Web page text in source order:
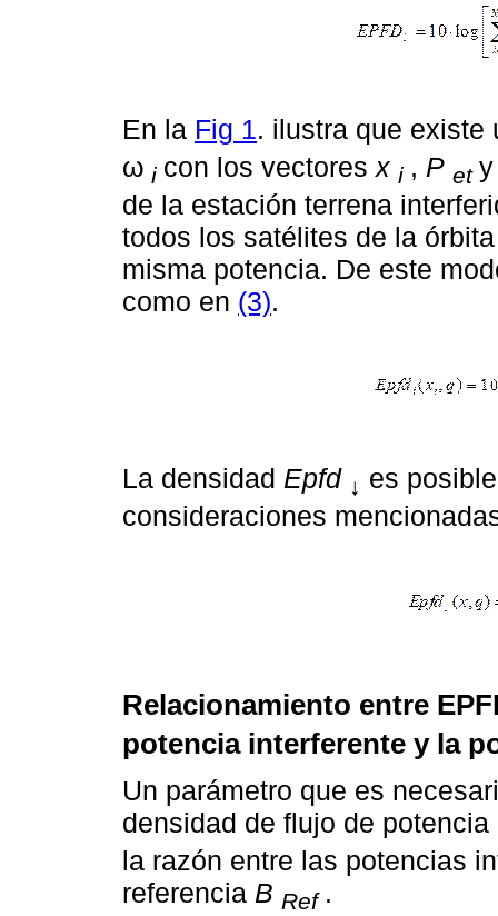
En la Fig 1. ilustra que existe
ω i con los vectores x i , P et
de la estación terrena
todos los satélites de la
misma potencia. De este
como en (3).
La densidad Epfd ↓ es
consideraciones
Relacionamiento entre
potencia interferente y la
Un parámetro que es
densidad de flujo de
la razón entre las potencias
referencia B Ref .